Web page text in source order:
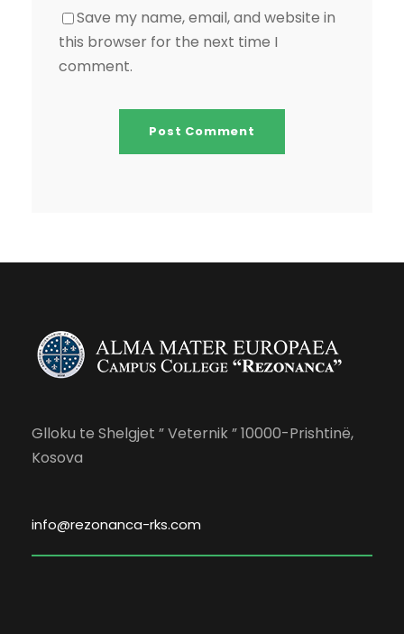
Save my name, email, and website in
this browser for the next time I
comment.
Glloku te Shelgjet ” Veternik ” 10000-Prishtinë,
Kosova
info@rezonanca-rks.com